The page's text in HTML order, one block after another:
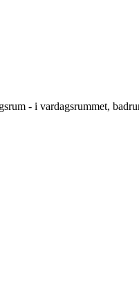
- i vardagsrummet,